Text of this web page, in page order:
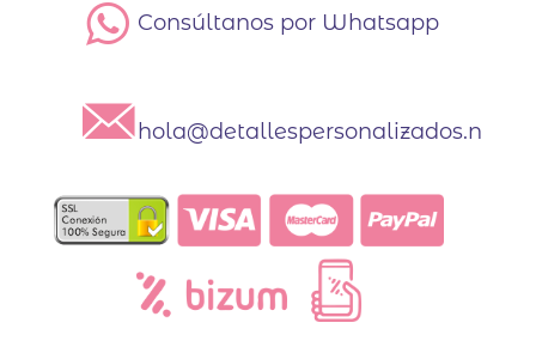
Consúltanos por Whatsapp
hola@detallespersonalizados.net